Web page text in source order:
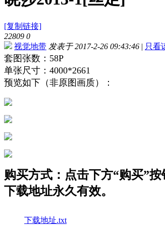
[复制链接]
22809 0
视觉地带 发表于 2017-2-26 09:43:46 | 只看
套图张数：58P
单张尺寸：4000*2661
预览如下（非原图画质）：
购买方式：点击下方“购买”
下载地址永久有效。
下载地址.txt